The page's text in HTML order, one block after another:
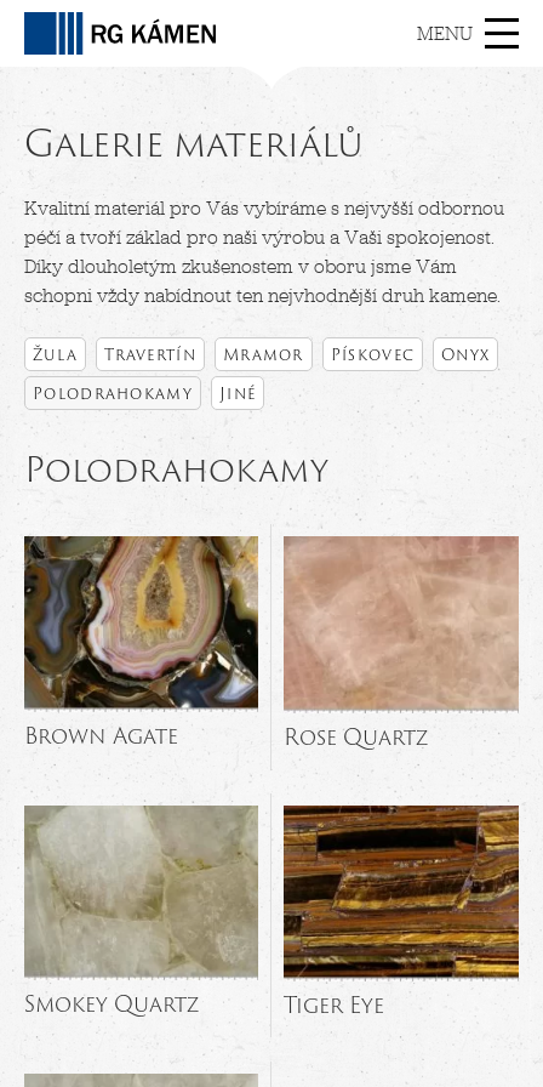
MENU
Galerie materiálů
Kvalitní materiál pro Vás vybíráme s nejvyšší odbornou
péčí a tvoří základ pro naši výrobu a Vaši spokojenost.
Díky dlouholetým zkušenostem v oboru jsme Vám
schopni vždy nabídnout ten nejvhodnější druh kamene.
Žula Travertín Mramor Pískovec
Onyx
Polodrahokamy
Jiné
Polodrahokamy
Brown Agate Rose Quartz
Smokey Quartz Tiger Eye